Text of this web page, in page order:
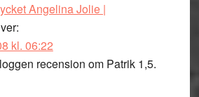
Angelina Jolie |
kl. 06:22
recension om Patrik 1,5.